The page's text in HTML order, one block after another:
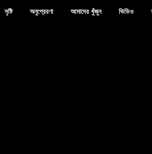
সৃষ্টি অনুপ্রেরণা আমাদের খুঁজুন ভিডিও